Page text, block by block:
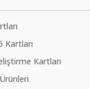
Kartları
Kartları